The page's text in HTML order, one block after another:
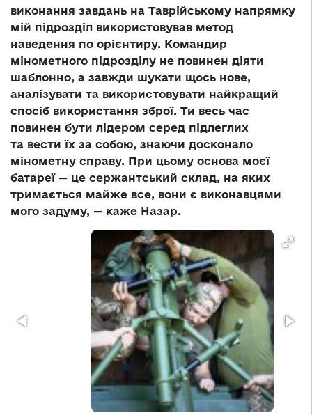
виконання завдань на Таврійському напрямку
мій підрозділ використовував метод
наведення по орієнтиру. Командир
мінометного підрозділу не повинен діяти
шаблонно, а завжди шукати щось нове,
аналізувати та використовувати найкращий
спосіб використання зброї. Ти весь час
повинен бути лідером серед підлеглих
та вести їх за собою, знаючи досконало
мінометну справу. При цьому основа моєї
батареї — це сержантський склад, на яких
тримається майже все, вони є виконавцями
мого задуму, — каже Назар.